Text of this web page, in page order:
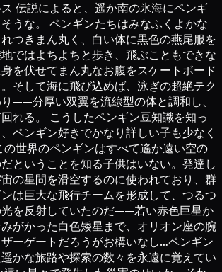
伝説によると、遥か南の氷海にペンギ
うな。 ペンギンたちはみなふくよかな
つきまん丸く、白い体に黒色の燕尾服を
ではよちよちと歩き、飛ぶこともできな
を伏せてまん丸なお腹をスケートボード
そして海に飛び込めば、泳ぎの超絶テク
——分厚い双翼を流線型の体と調和し、
れる。 こうしたペンギン豆知識を知っ
ペンギン好きでかなり詳しい子も少なく
の世界のペンギンはすべて遙か遠い空の
ということを知る子供はいない。発達し
の星間を滑空するのに使われており、群
は巨大な飛行チームを形成して、つるつ
光を反射していたのだ——若い赤色巨星か
がかった白色矮星まで、オリオン座の腕
ーゲートだろうがお構いなし…ペンギン
かな旅路や探索の数々を永遠に覚えてい